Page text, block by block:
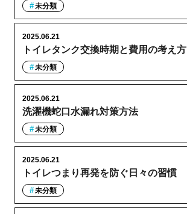
未分類
トイレタンク交換時期と費用の考え方
2025.06.21
未分類
洗濯機蛇口水漏れ対策方法
2025.06.21
未分類
トイレつまり再発を防ぐ日々の習慣
2025.06.21
未分類